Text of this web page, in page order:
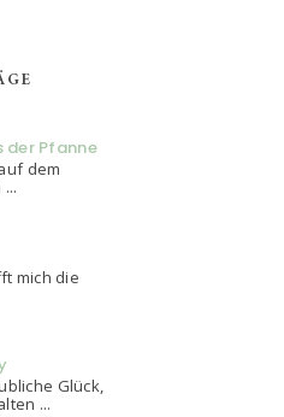
der Pfanne
dem
mich die
Glück,
...